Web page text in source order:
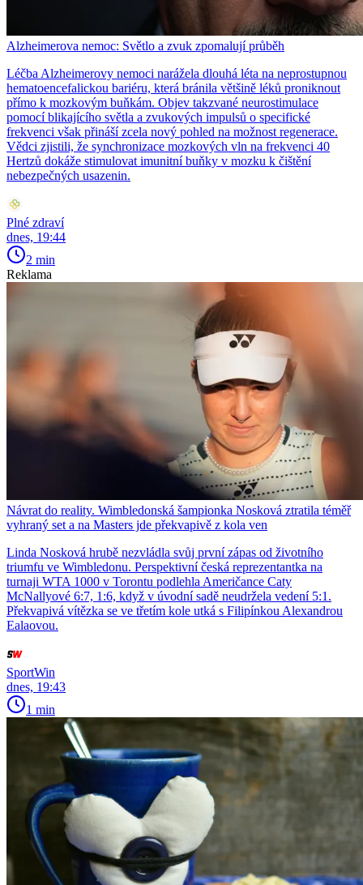
Alzheimerova nemoc: Světlo a zvuk zpomalují průběh
Léčba Alzheimerovy nemoci narážela dlouhá léta na neprostupnou
hematoencefalickou bariéru, která bránila většině léků proniknout
přímo k mozkovým buňkám. Objev takzvané neurostimulace
pomocí blikajícího světla a zvukových impulsů o specifické
frekvenci však přináší zcela nový pohled na možnost regenerace.
Vědci zjistili, že synchronizace mozkových vln na frekvenci 40
Hertzů dokáže stimulovat imunitní buňky v mozku k čištění
nebezpečných usazenin.
Plné zdraví
dnes, 19:44
2 min
Reklama
Návrat do reality. Wimbledonská šampionka Nosková ztratila téměř
vyhraný set a na Masters jde překvapivě z kola ven
Linda Nosková hrubě nezvládla svůj první zápas od životního
triumfu ve Wimbledonu. Perspektivní česká reprezentantka na
turnaji WTA 1000 v Torontu podlehla Američance Caty
McNallyové 6:7, 1:6, když v úvodní sadě neudržela vedení 5:1.
Překvapivá vítězka se ve třetím kole utká s Filipínkou Alexandrou
Ealaovou.
SportWin
dnes, 19:43
1 min